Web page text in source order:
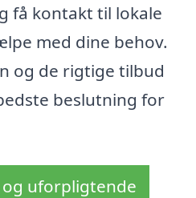
få kontakt til lokale
med dine behov.
og de rigtige tilbud
beslutning for
uforpligtende